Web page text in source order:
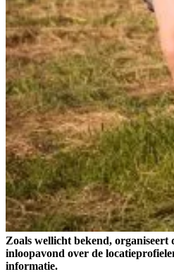
Zoals wellicht bekend, organiseert
inloopavond over de
informatie.